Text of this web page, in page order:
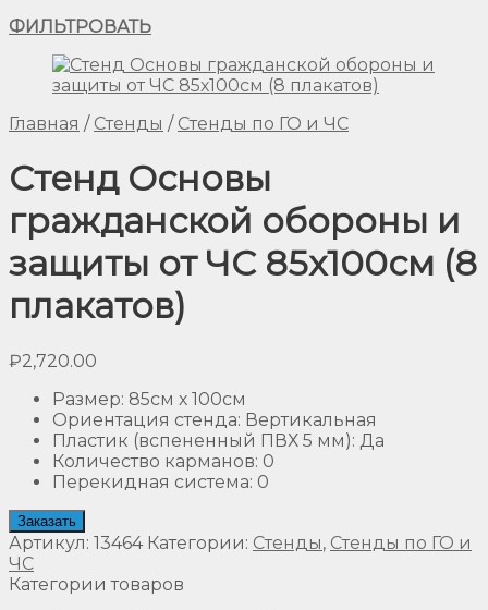
ФИЛЬТРОВАТЬ
Главная / Стенды / Стенды по ГО и ЧС
Стенд Основы
гражданской обороны и
защиты от ЧС 85х100см (8
плакатов)
₽2,720.00
Размер: 85см х 100см
Ориентация стенда: Вертикальная
Пластик (вспененный ПВХ 5 мм): Да
Количество карманов: 0
Перекидная система: 0
Заказать
Артикул: 13464 Категории: Стенды, Стенды по ГО и
ЧС
Категории товаров